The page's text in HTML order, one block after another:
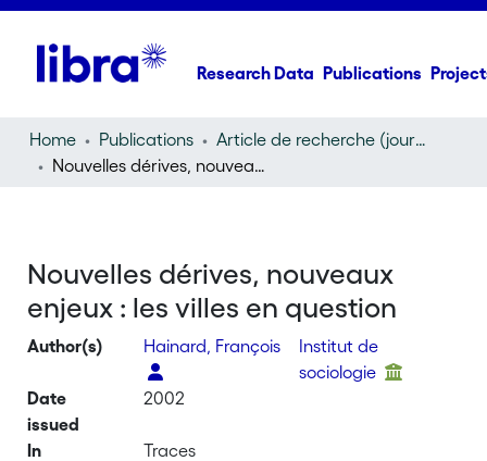
Research Data Publications
Home Publications
Article de recherche (journal article)
Nouvelles dérives, nouveaux enjeux : les villes en question
Nouvelles dérives, nouveaux
enjeux : les villes en question
Author(s) Hainard, François
Institut de
sociologie
Date
issued
2002
In
Traces